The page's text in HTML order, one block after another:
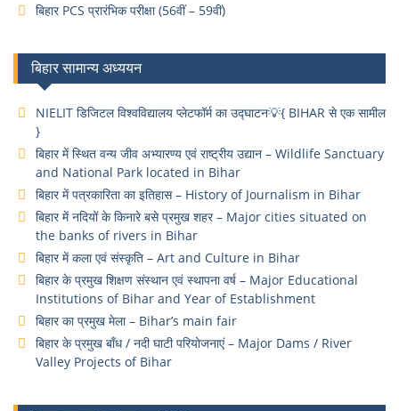
बिहार PCS प्रारंभिक परीक्षा (56वीं – 59वीं)
बिहार सामान्य अध्ययन
NIELIT डिजिटल विश्वविद्यालय प्लेटफॉर्म का उद्घाटन💡{ BIHAR से एक सामील
}
बिहार में स्थित वन्य जीव अभ्यारण्य एवं राष्ट्रीय उद्यान – Wildlife Sanctuary
and National Park located in Bihar
बिहार में पत्रकारिता का इतिहास – History of Journalism in Bihar
बिहार में नदियों के किनारे बसे प्रमुख शहर – Major cities situated on
the banks of rivers in Bihar
बिहार में कला एवं संस्कृति – Art and Culture in Bihar
बिहार के प्रमुख शिक्षण संस्थान एवं स्थापना वर्ष – Major Educational
Institutions of Bihar and Year of Establishment
बिहार का प्रमुख मेला – Bihar’s main fair
बिहार के प्रमुख बाँध / नदी घाटी परियोजनाएं – Major Dams / River
Valley Projects of Bihar